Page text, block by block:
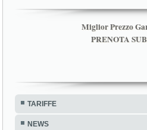
Miglior Prezzo
PRENOTA
TARIFFE
NEWS